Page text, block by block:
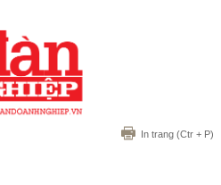
In trang (Ctr + P)